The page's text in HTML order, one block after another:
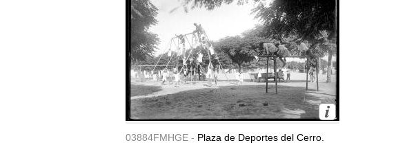
03884FMHGE - Plaza de Deportes del Cerro.